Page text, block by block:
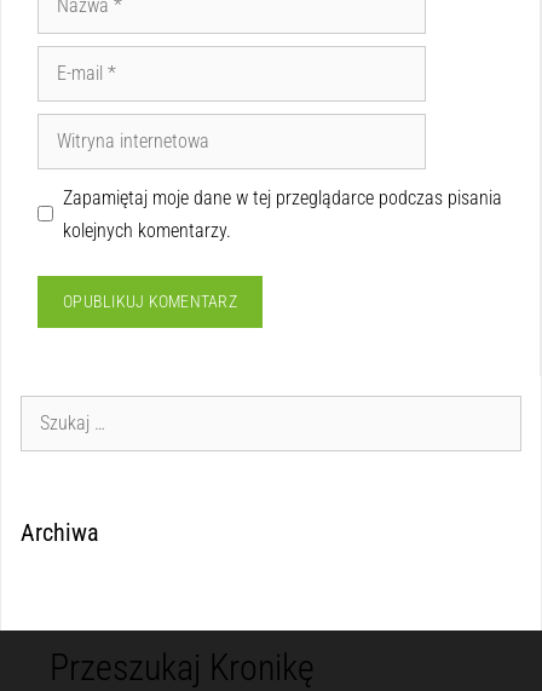
Zapamiętaj moje dane w tej przeglądarce podczas pisania
kolejnych komentarzy.
Archiwa
Przeszukaj Kronikę